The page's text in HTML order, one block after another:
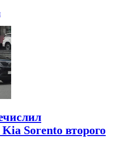
Sorento второго